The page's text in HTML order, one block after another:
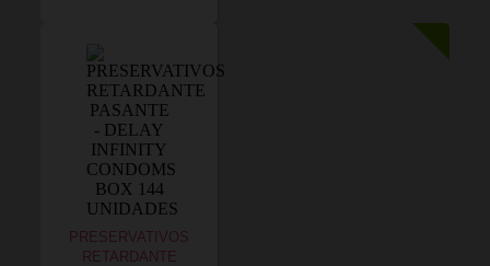
PRESERVATIVOS
RETARDANTE